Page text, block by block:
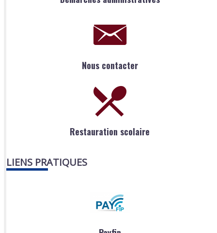
Nous contacter
Restauration scolaire
LIENS PRATIQUES